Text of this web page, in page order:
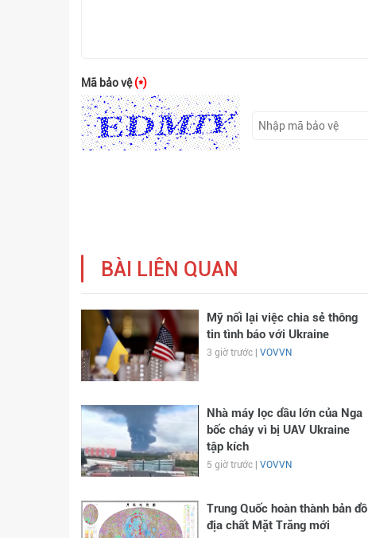
Mã bảo vệ(*)
BÀI LIÊN QUAN
Mỹ nối lại việc chia sẻ thông
tin tình báo với Ukraine
3 giờ trước | VOVVN
Nhà máy lọc dầu lớn của Nga
bốc cháy vì bị UAV Ukraine
tập kích
5 giờ trước | VOVVN
Trung Quốc hoàn thành bản đồ
địa chất Mặt Trăng mới